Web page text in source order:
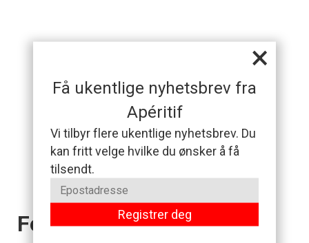
×
Få ukentlige nyhetsbrev fra
Apéritif
Vi tilbyr flere ukentlige nyhetsbrev. Du
kan fritt velge hvilke du ønsker å få
tilsendt.
Registrer deg
Forsiden akkurat nå